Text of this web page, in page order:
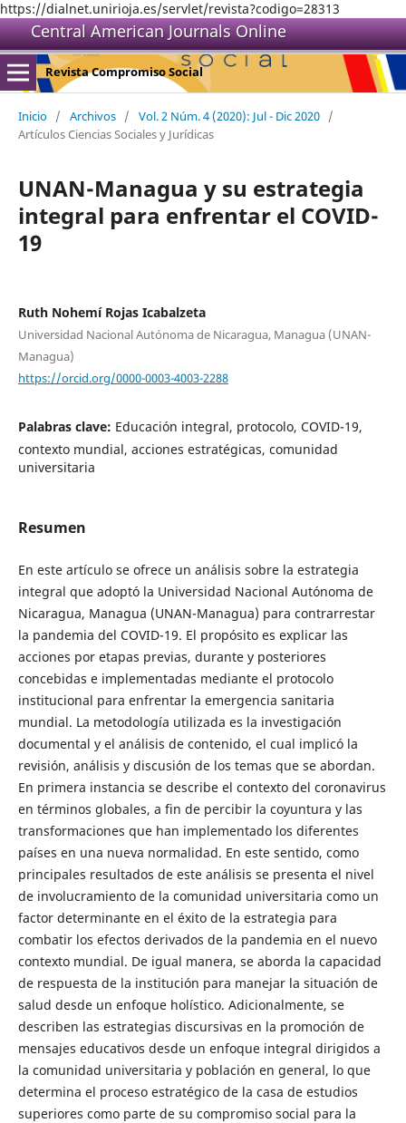
https://dialnet.unirioja.es/servlet/revista?codigo=28313
Central American Journals Online
Revista Compromiso Social
Inicio / Archivos / Vol. 2 Núm. 4 (2020): Jul - Dic 2020 /
Artículos Ciencias Sociales y Jurídicas
UNAN-Managua y su estrategia
integral para enfrentar el COVID-
19
Ruth Nohemí Rojas Icabalzeta
Universidad Nacional Autónoma de Nicaragua, Managua (UNAN-
Managua)
https://orcid.org/0000-0003-4003-2288
Palabras clave: Educación integral, protocolo, COVID-19,
contexto mundial, acciones estratégicas, comunidad
universitaria
Resumen
En este artículo se ofrece un análisis sobre la estrategia
integral que adoptó la Universidad Nacional Autónoma de
Nicaragua, Managua (UNAN-Managua) para contrarrestar
la pandemia del COVID-19. El propósito es explicar las
acciones por etapas previas, durante y posteriores
concebidas e implementadas mediante el protocolo
institucional para enfrentar la emergencia sanitaria
mundial. La metodología utilizada es la investigación
documental y el análisis de contenido, el cual implicó la
revisión, análisis y discusión de los temas que se abordan.
En primera instancia se describe el contexto del coronavirus
en términos globales, a fin de percibir la coyuntura y las
transformaciones que han implementado los diferentes
países en una nueva normalidad. En este sentido, como
principales resultados de este análisis se presenta el nivel
de involucramiento de la comunidad universitaria como un
factor determinante en el éxito de la estrategia para
combatir los efectos derivados de la pandemia en el nuevo
contexto mundial. De igual manera, se aborda la capacidad
de respuesta de la institución para manejar la situación de
salud desde un enfoque holístico. Adicionalmente, se
describen las estrategias discursivas en la promoción de
mensajes educativos desde un enfoque integral dirigidos a
la comunidad universitaria y población en general, lo que
determina el proceso estratégico de la casa de estudios
superiores como parte de su compromiso social para la